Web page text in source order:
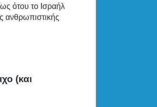
ότου το Ισραήλ
ανθρωπιστικής
(και